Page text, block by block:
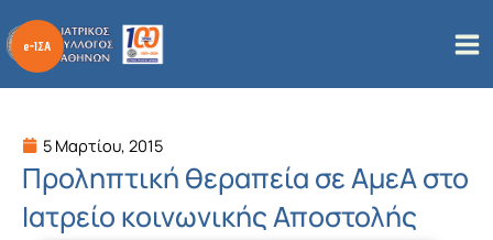
στο
περιεχόμενο
5 Μαρτίου, 2015
Προληπτική θεραπεία σε ΑμεΑ στο
Ιατρείο κοινωνικής Αποστολής